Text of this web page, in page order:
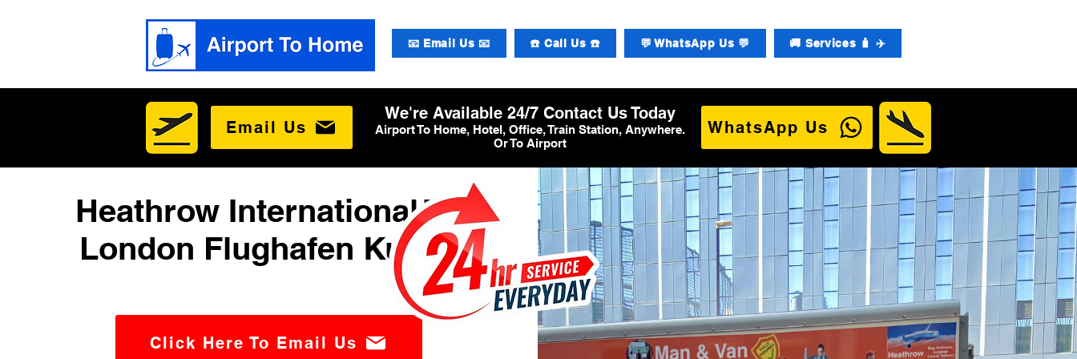
📧 Email Us 📧 ☎️ Call Us ☎️ 💬 WhatsApp Us 💬 🚚 Services 🧳 ✈️
Email Us
We're Available 24/7 Contact Us Today
Airport To Home, Hotel, Office, Train Station, Anywhere.
Or To Airport
WhatsApp Us
Heathrow International T1
London Flughafen Kurier
Click Here To Email Us